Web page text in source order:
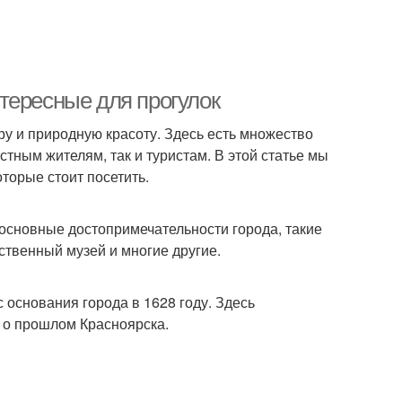
для прогулок
и природную красоту. Здесь есть множество
жителям, так и туристам. В этой статье мы
стоит посетить.
достопримечательности города, такие
музей и многие другие.
города в 1628 году. Здесь
прошлом Красноярска.